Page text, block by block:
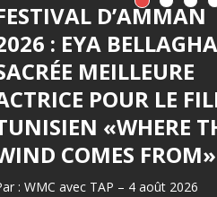
D’AMMAN
: EYA BELLAGHA
MEILLEURE
POUR LE
«WHERE
COMES FROM»
: WMC avec TAP – 4 août 2026